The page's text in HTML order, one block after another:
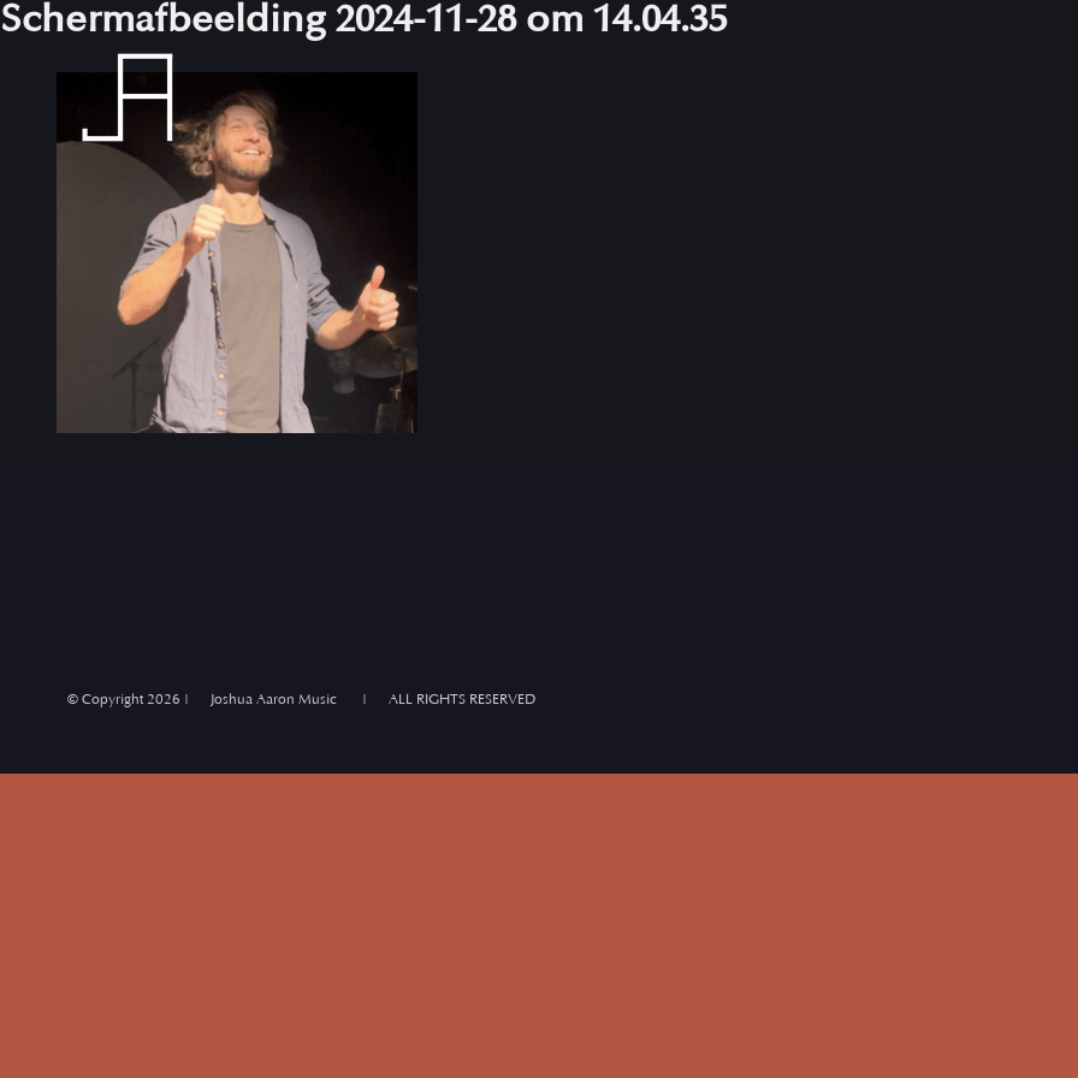
Skip
Scherm­afbeelding 2024-11-28 om 14.04.35
© Copyright2026 | Joshua Aaron Music | ALL RIGHTS RESERVED